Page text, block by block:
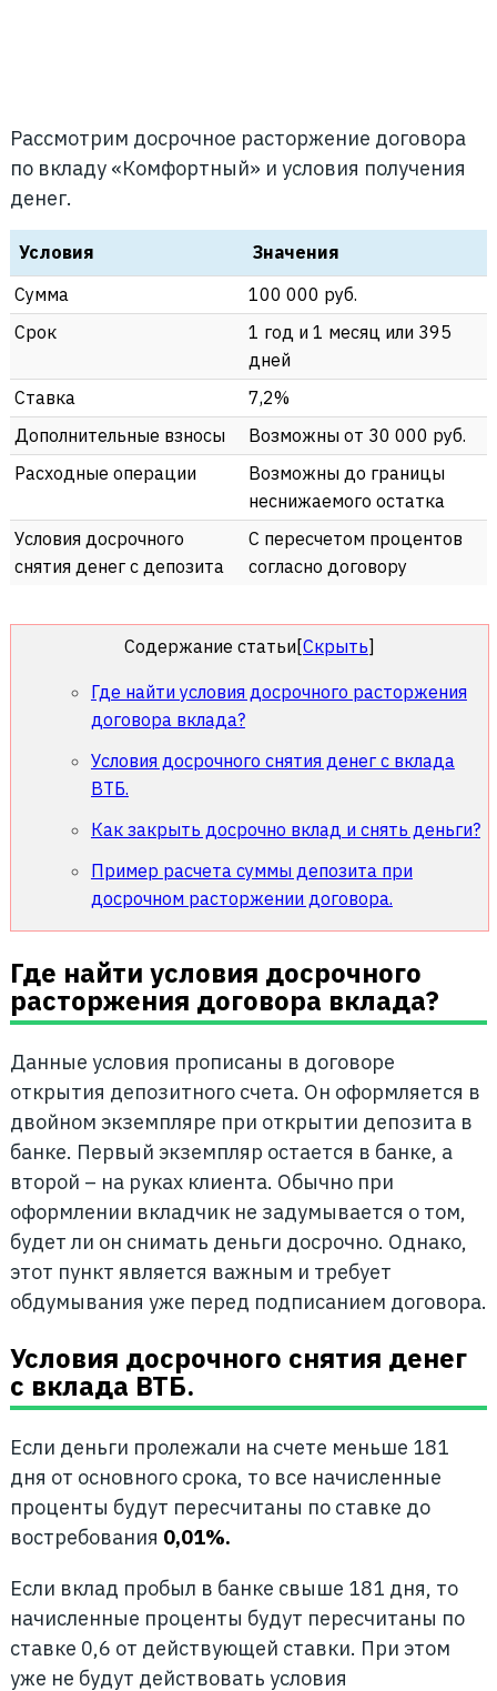
Рассмотрим досрочное расторжение договора
по вкладу «Комфортный» и условия получения
денег.
Условия
Значения
Сумма
100 000 руб.
Срок
1 год и 1 месяц или 395
дней
Ставка
7,2%
Дополнительные взносы
Возможны от 30 000 руб.
Расходные операции
Возможны до границы
неснижаемого остатка
Условия досрочного
снятия денег с депозита
С пересчетом процентов
согласно договору
Содержание статьи [Скрыть]
Где найти условия досрочного расторжения
договора вклада?
Условия досрочного снятия денег с вклада
ВТБ.
Как закрыть досрочно вклад и снять деньги?
Пример расчета суммы депозита при
досрочном расторжении договора.
Где найти условия досрочного
расторжения договора вклада?
Данные условия прописаны в договоре
открытия депозитного счета. Он оформляется в
двойном экземпляре при открытии депозита в
банке. Первый экземпляр остается в банке, а
второй – на руках клиента. Обычно при
оформлении вкладчик не задумывается о том,
будет ли он снимать деньги досрочно. Однако,
этот пункт является важным и требует
обдумывания уже перед подписанием договора.
Условия досрочного снятия денег
с вклада ВТБ.
Если деньги пролежали на счете меньше 181
дня от основного срока, то все начисленные
проценты будут пересчитаны по ставке до
востребования 0,01%.
Если вклад пробыл в банке свыше 181 дня, то
начисленные проценты будут пересчитаны по
ставке 0,6 от действующей ставки. При этом
уже не будут действовать условия